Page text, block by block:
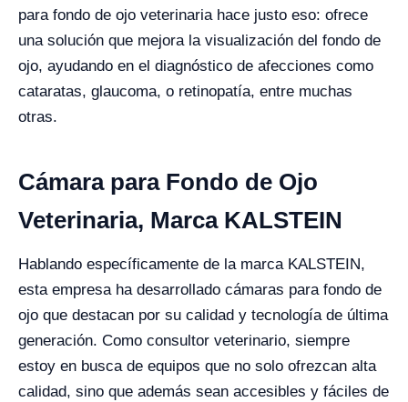
para fondo de ojo veterinaria hace justo eso: ofrece
una solución que mejora la visualización del fondo de
ojo, ayudando en el diagnóstico de afecciones como
cataratas, glaucoma, o retinopatía, entre muchas
otras.
Cámara para Fondo de Ojo
Veterinaria, Marca KALSTEIN
Hablando específicamente de la marca KALSTEIN,
esta empresa ha desarrollado cámaras para fondo de
ojo que destacan por su calidad y tecnología de última
generación. Como consultor veterinario, siempre
estoy en busca de equipos que no solo ofrezcan alta
calidad, sino que además sean accesibles y fáciles de